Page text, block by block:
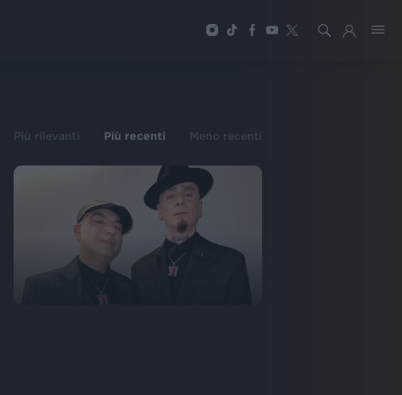
Più rilevanti Più recenti Meno recenti